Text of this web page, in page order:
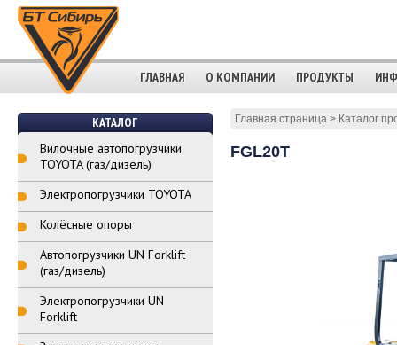
ГЛАВНАЯ О КОМПАНИИ ПРОДУКТЫ
КАТАЛОГ
Вилочные автопогрузчики
TOYOTA (газ/дизель)
Электропогрузчики TOYOTA
Колёсные опоры
Автопогрузчики UN Forklift
(газ/дизель)
Электропогрузчики UN
Forklift
Главная страница> Каталог
FGL20T